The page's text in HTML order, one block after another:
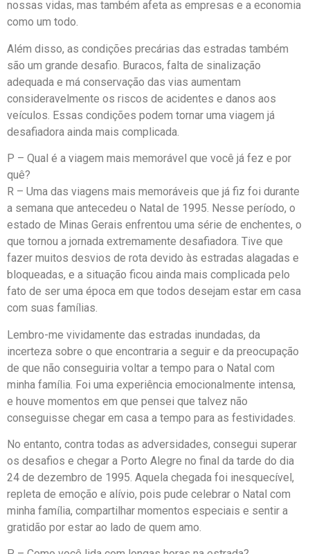
nossas vidas, mas também afeta as empresas e a economia
como um todo.
Além disso, as condições precárias das estradas também
são um grande desafio. Buracos, falta de sinalização
adequada e má conservação das vias aumentam
consideravelmente os riscos de acidentes e danos aos
veículos. Essas condições podem tornar uma viagem já
desafiadora ainda mais complicada.
P – Qual é a viagem mais memorável que você já fez e por
quê?
R – Uma das viagens mais memoráveis que já fiz foi durante
a semana que antecedeu o Natal de 1995. Nesse período, o
estado de Minas Gerais enfrentou uma série de enchentes, o
que tornou a jornada extremamente desafiadora. Tive que
fazer muitos desvios de rota devido às estradas alagadas e
bloqueadas, e a situação ficou ainda mais complicada pelo
fato de ser uma época em que todos desejam estar em casa
com suas famílias.
Lembro-me vividamente das estradas inundadas, da
incerteza sobre o que encontraria a seguir e da preocupação
de que não conseguiria voltar a tempo para o Natal com
minha família. Foi uma experiência emocionalmente intensa,
e houve momentos em que pensei que talvez não
conseguisse chegar em casa a tempo para as festividades.
No entanto, contra todas as adversidades, consegui superar
os desafios e chegar a Porto Alegre no final da tarde do dia
24 de dezembro de 1995. Aquela chegada foi inesquecível,
repleta de emoção e alívio, pois pude celebrar o Natal com
minha família, compartilhar momentos especiais e sentir a
gratidão por estar ao lado de quem amo.